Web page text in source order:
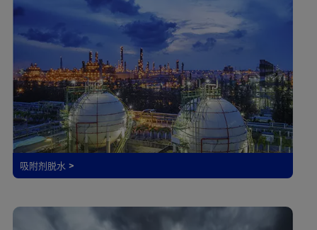
吸附剂脱水 >